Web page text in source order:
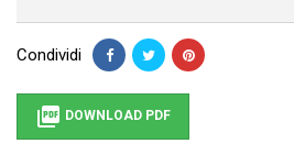
Condividi
 DOWNLOAD PDF